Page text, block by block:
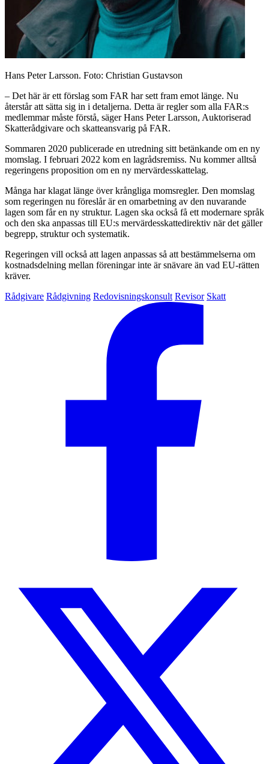
Hans Peter Larsson. Foto: Christian Gustavson
– Det här är ett förslag som FAR har sett fram emot länge. Nu
återstår att sätta sig in i detaljerna. Detta är regler som alla FAR:s
medlemmar måste förstå, säger Hans Peter Larsson, Auktoriserad
Skatterådgivare och skatteansvarig på FAR.
Sommaren 2020 publicerade en utredning sitt betänkande om en ny
momslag. I februari 2022 kom en lagrådsremiss. Nu kommer alltså
regeringens proposition om en ny mervärdesskattelag.
Många har klagat länge över krångliga momsregler. Den momslag
som regeringen nu föreslår är en omarbetning av den nuvarande
lagen som får en ny struktur. Lagen ska också få ett modernare språk
och den ska anpassas till EU:s mervärdesskattedirektiv när det gäller
begrepp, struktur och systematik.
Regeringen vill också att lagen anpassas så att bestämmelserna om
kostnadsdelning mellan föreningar inte är snävare än vad EU-rätten
kräver.
Rådgivare Rådgivning Redovisningskonsult Revisor Skatt